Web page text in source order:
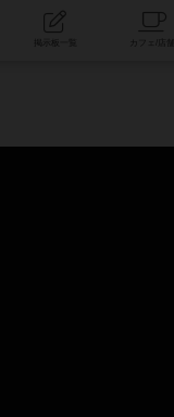
コミュニティ